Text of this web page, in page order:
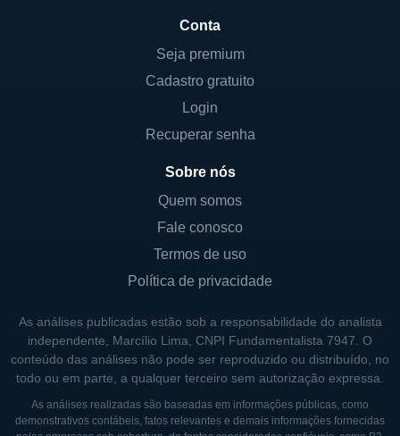
Conta
Seja premium
Cadastro gratuito
Login
Recuperar senha
Sobre nós
Quem somos
Fale conosco
Termos de uso
Política de privacidade
As análises publicadas estão sob a responsabilidade do analista
independente, Marcílio Lima, CNPI Fundamentalista 7947. O
conteúdo das análises não pode ser reproduzido ou distribuído, no
todo ou em parte, a qualquer terceiro sem autorização expressa.
As análises realizadas são baseadas em informações públicas, como
demonstrativos contábeis, fatos relevantes e demais informações fornecidas